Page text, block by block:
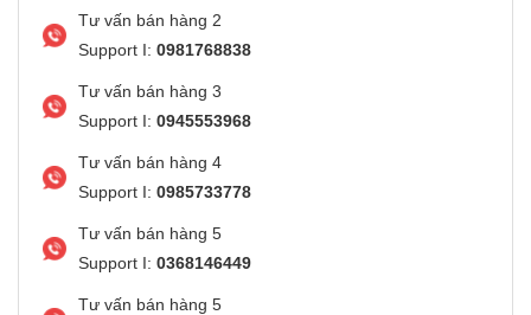
Tư vấn bán hàng 2
Support I: 0981768838
Tư vấn bán hàng 3
Support I: 0945553968
Tư vấn bán hàng 4
Support I: 0985733778
Tư vấn bán hàng 5
Support I: 0368146449
Tư vấn bán hàng 5